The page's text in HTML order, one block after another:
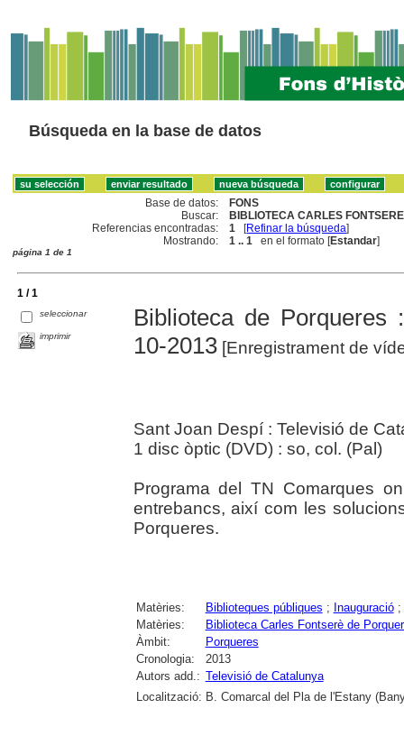
Búsqueda en la base de datos
Base de datos:
FONS
Buscar:
BIBLIOTECA CARLES
Referencias encontradas:
1 [Refinar la búsqueda]
Mostrando:
1 .. 1 en el formato [Estandar]
página 1 de 1
1 / 1
seleccionar
imprimir
Biblioteca de
10-2013[Enregistrament de
Sant Joan Despí : Televisió de
1 disc òptic (DVD) : so, col. (Pal)
Programa del TN Comarques
entrebancs, així com les
Porqueres.
Matèries: Biblioteques públiques ; Inauguració;
Matèries:
Biblioteca Carles Fontserè de
Àmbit:
Porqueres
Cronologia:
2013
Autors add.: Televisió de Catalunya
Localització: B. Comarcal del Pla de l'Estany